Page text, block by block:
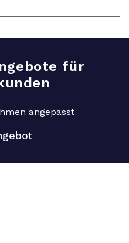
für
angepasst